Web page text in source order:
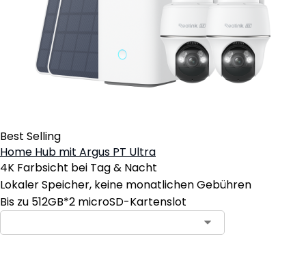
Best Selling
Home Hub mit Argus PT Ultra
4K Farbsicht bei Tag & Nacht
Lokaler Speicher, keine monatlichen Gebühren
Bis zu 512GB*2 microSD-Kartenslot